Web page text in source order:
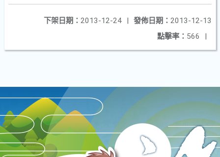
發佈日期： 2013-12-13
下架日期： 2013-12-24
|
點擊率： 566 |